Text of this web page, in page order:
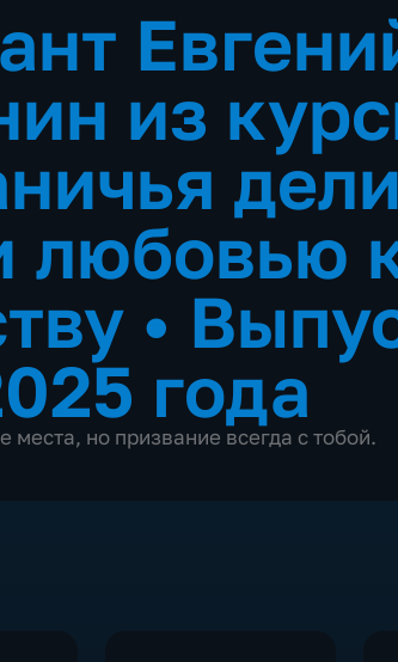
из
любовью
•
года
но призвание всегда с тобой.